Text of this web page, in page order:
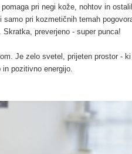
pri negi kože, nohtov in
pri kozmetičnih temah
preverjeno - super punca!
Je zelo svetel, prijeten prostor -
pozitivno energijo.